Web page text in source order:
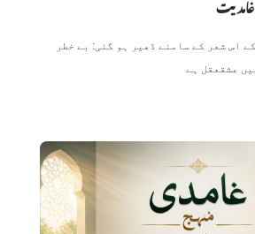
غامدیت
اس شعر کے سامنے ڈھیر ہو گئی: بے خطر
عشقعقل ہے